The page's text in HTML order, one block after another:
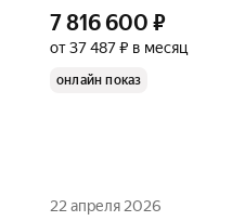
7 816 600 ₽
от 37 487 ₽ в месяц
онлайн показ
22 апреля 2026